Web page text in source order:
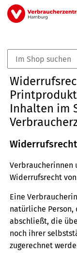
Direkt
zum
Inhalten im
Widerrufsrecht
Verbraucherinnen
Widerrufsrecht von
Eine
natürliche Person,
abschließt, die
noch ihrer
zugerechnet